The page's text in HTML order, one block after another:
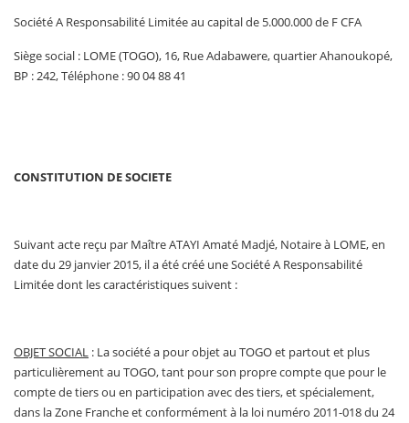
Société A Responsabilité Limitée au capital de 5.000.000 de F CFA
Siège social : LOME (TOGO), 16, Rue Adabawere, quartier Ahanoukopé,
BP : 242, Téléphone : 90 04 88 41
CONSTITUTION DE SOCIETE
Suivant acte reçu par Maître ATAYI Amaté Madjé, Notaire à LOME, en
date du 29 janvier 2015, il a été créé une Société A Responsabilité
Limitée dont les caractéristiques suivent :
OBJET SOCIAL : La société a pour objet au TOGO et partout et plus
particulièrement au TOGO, tant pour son propre compte que pour le
compte de tiers ou en participation avec des tiers, et spécialement,
dans la Zone Franche et conformément à la loi numéro 2011-018 du 24